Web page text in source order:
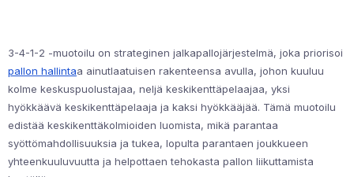
3-4-1-2 -muotoilu on strateginen jalkapallojärjestelmä, joka priorisoi
pallon hallintaa ainutlaatuisen rakenteensa avulla, johon kuuluu
kolme keskuspuolustajaa, neljä keskikenttäpelaajaa, yksi
hyökkäävä keskikenttäpelaaja ja kaksi hyökkääjää. Tämä muotoilu
edistää keskikenttäkolmioiden luomista, mikä parantaa
syöttömahdollisuuksia ja tukea, lopulta parantaen joukkueen
yhteenkuuluvuutta ja helpottaen tehokasta pallon liikuttamista